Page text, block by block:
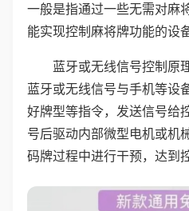
一般是指通过一些无需对麻
能实现控制麻将牌功能的设
蓝牙或无线信号控制原
蓝牙或无线信号与手机等设
好牌型等指令，发送信号给
号后驱动内部微型电机或机
码牌过程中进行干预，达到